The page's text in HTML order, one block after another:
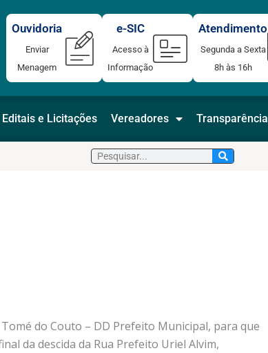
Atendimento
Segunda a Sexta
8h às 16h
e-SIC
Acesso à
Informação
Ouvidoria
Enviar
Menagem
Editais e Licitações Vereadores Transparência
Pesquisar
do Couto – DD Prefeito Municipal, para que
da descida da Rua Prefeito Uriel Alvim,